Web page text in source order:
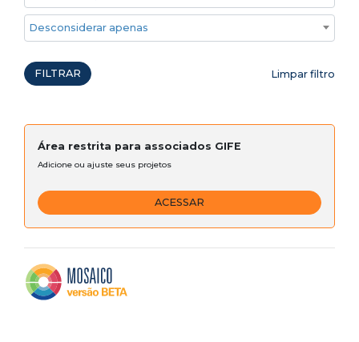
Desconsiderar apenas ações emergenciais
FILTRAR Limpar filtro
Área restrita para associados GIFE
Adicione ou ajuste seus projetos
ACESSAR